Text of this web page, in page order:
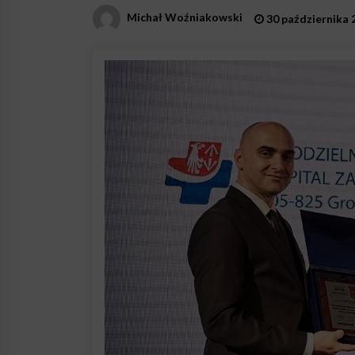
Michał Woźniakowski 30 października